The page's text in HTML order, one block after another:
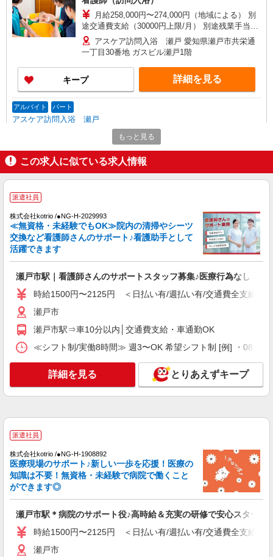
月給258,000円〜274,000円（地域による） 別
途交通費支給（30000円上限/月） 別途残業手当
（月平均残業時間20時間）残業代全額支給
アスケア訪問入浴 瀬戸 愛知県瀬戸市共栄通
一丁目30番地 ガスビル瀬戸1階
キープ 詳細を見る
アルバイト パート
アスケア訪問入浴 瀬戸
看護師（訪問入浴）
時給1695円〜1745円 ※経験・能力による
アスケア訪問入浴 瀬戸 愛知県瀬戸市共栄通
一丁目30番地 ガスビル瀬戸1階
業務委託
SOMPOヘルスサポート株式会社 全支援対応コース
保健師・管理栄養士 特定保健指導
報酬：出来高制 報酬額（消費税抜き）： ・事
業所一括面談(対面) 1日：10,000円〜14,716円 ・
個別訪問(対面) 1件：4,286円〜5,239円 ・遠隔面
※上記金額に消費税を加えた金額をお支払いいた
します ※交通費・電話代は弊社負担。その他、支
援内容により細則あり。
【活動エリア】愛知県瀬戸市及びその周辺
キープ 詳細を見る
もっと見る
この求人に似ている求人情報
派遣社員
株式会社kotrio /●NG-H-2029993
≪無資格・未経験でもOK≫院内の清掃やシーツ
交換など看護師さんのサポート♪看護助手として
活躍できます
瀬戸市駅｜看護師さんのサポートスタッフ募集♪医療行為なし
時給1500円〜2125円 ＜日払い有/週払い有/交通費全支給(ガ
瀬戸市
瀬戸市駅⇒車10分以内│交通費支給・車通勤OK
≪シフト制/実働8時間≫ 週3〜OK 希望シフト制 [例] ・
詳細を見る とりあえずキープ
派遣社員
株式会社kotrio /●NG-H-1908892
医療現場のサポート♪新しい一歩を応援！医療の
知識は不要！無資格・未経験で病院で働くこと
ができます◎
瀬戸市駅＊病院のサポート役♪高時給＆充実の研修で安心スタート
時給1500円〜2125円 ＜日払い有/週払い有/交通費全支給(ガ
瀬戸市